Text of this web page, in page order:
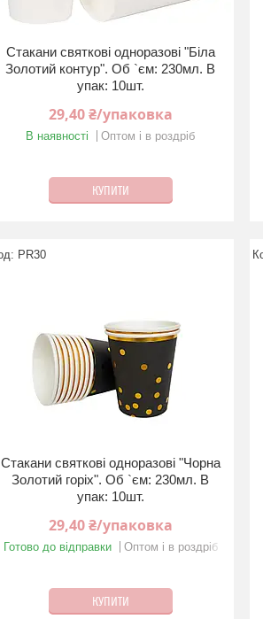
Стакани святкові одноразові "Бiла
Золотий контур". Об `єм: 230мл. В
упак: 10шт.
29,40 ₴/упаковка
В наявності Оптом і в роздріб
КУПИТИ
PR30
Стакани святкові одноразові "Чорна
Золотий горiх". Об `єм: 230мл. В
упак: 10шт.
29,40 ₴/упаковка
Готово до відправки Оптом і в роздріб
КУПИТИ